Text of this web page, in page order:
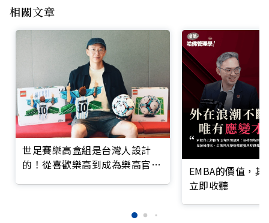
相關文章
世足賽樂高盒組是台灣人設計
的！從喜歡樂高到成為樂高官方
EMBA的價值，
立即收聽